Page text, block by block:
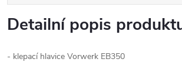
Detailní popis
- klepací hlavice Vorwerk EB350